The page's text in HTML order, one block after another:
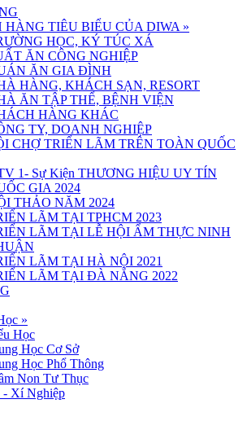
HÀNG TIÊU BIỂU CỦA DIWA »
HỌC, KÝ TÚC XÁ
ĂN CÔNG NGHIỆP
ĂN GIA ĐÌNH
HÀNG, KHÁCH SẠN, RESORT
ĂN TẬP THỂ, BỆNH VIỆN
HÀNG KHÁC
TY, DOANH NGHIỆP
CHỢ TRIỂN LÃM TRÊN TOÀN QUỐC
1- Sự Kiện THƯƠNG HIỆU UY TÍN
GIA 2024
THẢO NĂM 2024
LÃM TẠI TPHCM 2023
LÃM TẠI LỄ HỘI ẨM THỰC NINH
LÃM TẠI HÀ NỘI 2021
LÃM TẠI ĐÀ NẴNG 2022
»
Học
Học Cơ Sở
Học Phổ Thông
Non Tư Thục
- Xí Nghiệp